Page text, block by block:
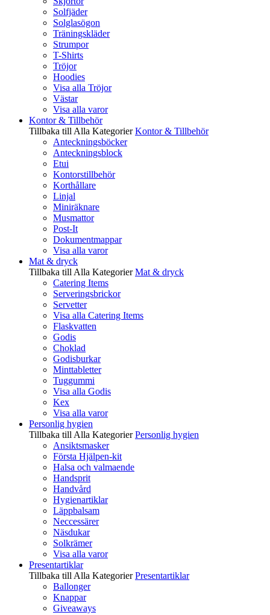
Solfjäder
Solglasögon
Träningskläder
Strumpor
T-Shirts
Tröjor
Hoodies
Visa alla Tröjor
Västar
Visa alla varor
Kontor & Tillbehör
Tillbaka till Alla Kategorier Kontor & Tillbehör
Anteckningsböcker
Anteckningsblock
Etui
Kontorstillbehör
Korthållare
Linjal
Miniräknare
Musmattor
Post-It
Dokumentmappar
Visa alla varor
Mat & dryck
Tillbaka till Alla Kategorier Mat & dryck
Catering Items
Serveringsbrickor
Servetter
Visa alla Catering Items
Flaskvatten
Godis
Choklad
Godisburkar
Minttabletter
Tuggummi
Visa alla Godis
Kex
Visa alla varor
Personlig hygien
Tillbaka till Alla Kategorier Personlig hygien
Ansiktsmasker
Första Hjälpen-kit
Halsa och valmaende
Handsprit
Handvård
Hygienartiklar
Läppbalsam
Neccessärer
Näsdukar
Solkrämer
Visa alla varor
Presentartiklar
Tillbaka till Alla Kategorier Presentartiklar
Ballonger
Knappar
Giveaways